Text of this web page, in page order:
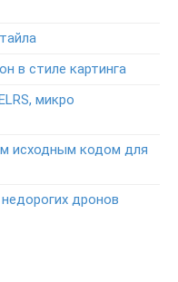
в стиле картинга
микро
исходным кодом для
дронов